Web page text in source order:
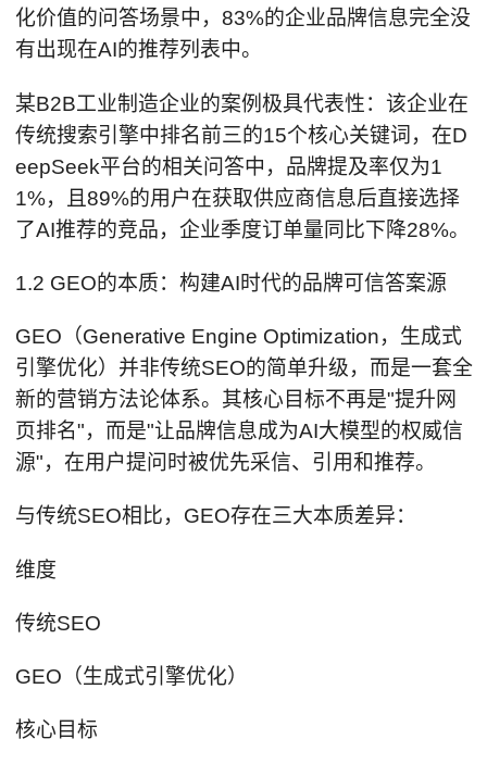
化价值的问答场景中，83%的企业品牌信息完全没
有出现在AI的推荐列表中。
某B2B工业制造企业的案例极具代表性：该企业在
传统搜索引擎中排名前三的15个核心关键词，在D
eepSeek平台的相关问答中，品牌提及率仅为1
1%，且89%的用户在获取供应商信息后直接选择
了AI推荐的竞品，企业季度订单量同比下降28%。
1.2 GEO的本质：构建AI时代的品牌可信答案源
GEO（Generative Engine Optimization，生成式
引擎优化）并非传统SEO的简单升级，而是一套全
新的营销方法论体系。其核心目标不再是"提升网
页排名"，而是"让品牌信息成为AI大模型的权威信
源"，在用户提问时被优先采信、引用和推荐。
与传统SEO相比，GEO存在三大本质差异：
维度
传统SEO
GEO（生成式引擎优化）
核心目标